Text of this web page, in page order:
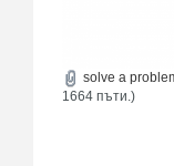
solve a
1664 пъти.)